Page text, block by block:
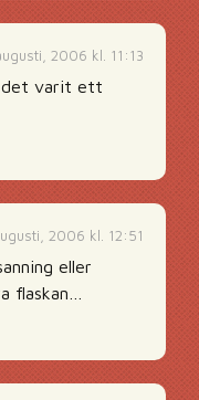
2006 kl. 11:13
det varit ett
2006 kl. 12:51
eller
flaskan…